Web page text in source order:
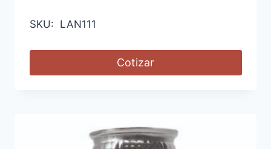
SKU: LAN111
Cotizar